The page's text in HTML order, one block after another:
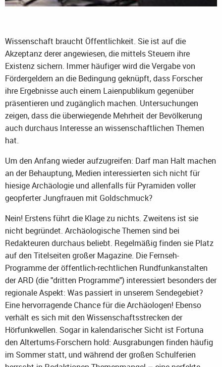
Wissenschaft braucht Öffentlichkeit. Sie ist auf die
Akzeptanz derer angewiesen, die mittels Steuern ihre
Existenz sichern. Immer häufiger wird die Vergabe von
Fördergeldern an die Bedingung geknüpft, dass Forscher
ihre Ergebnisse auch einem Laienpublikum gegenüber
präsentieren und zugänglich machen. Untersuchungen
zeigen, dass die überwiegende Mehrheit der Bevölkerung
auch durchaus Interesse an wissenschaftlichen Themen
hat.
Um den Anfang wieder aufzugreifen: Darf man Halt machen
an der Behauptung, Medien interessierten sich nicht für
hiesige Archäologie und allenfalls für Pyramiden voller
geopferter Jungfrauen mit Goldschmuck?
Nein! Erstens führt die Klage zu nichts. Zweitens ist sie
nicht begründet. Archäologische Themen sind bei
Redakteuren durchaus beliebt. Regelmäßig finden sie Platz
auf den Titelseiten großer Magazine. Die Fernseh-
Programme der öffentlich-rechtlichen Rundfunkanstalten
der ARD (die "dritten Programme") interessiert besonders der
regionale Aspekt: Was passiert in unserem Sendegebiet?
Eine hervorragende Chance für die Archäologen! Ebenso
verhält es sich mit den Wissenschaftsstrecken der
Hörfunkwellen. Sogar in kalendarischer Sicht ist Fortuna
den Altertums-Forschern hold: Ausgrabungen finden häufig
im Sommer statt, und während der großen Schulferien